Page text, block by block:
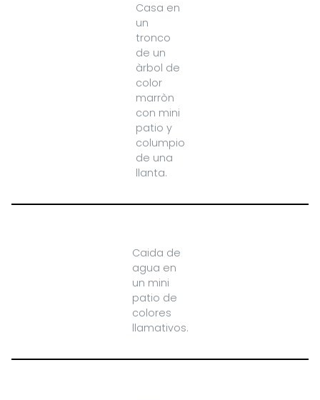
Casa en
un
tronco
de un
àrbol de
color
marròn
con mini
patio y
columpio
de una
llanta.
Caida de
agua en
un mini
patio de
colores
llamativos.